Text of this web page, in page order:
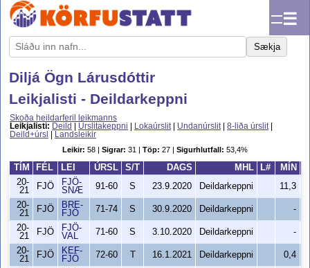
☰
Sækja
Diljá Ögn Lárusdóttir
Leikjalisti - Deildarkeppni
Skoða heildarferil leikmanns
Leikjalisti: Deild Úrslitakeppni Lokaúrslit| Undanúrslit| 8-liða úrslit|
Deild+úrsl
Landsleikir
Leikir: 58 | Sigrar: 31 | Töp: 27 | Sigurhlutfall: 53,4%
TÍM FÉL LEI ÚRSL S/T DAGS MHL L# MÍN
20-
21
FJÖ
FJÖ-
SNÆ
91-60 S 23.9.2020 Deildarkeppni
11,3
20-
21
FJÖ
BRE-
FJÖ
71-74 S 30.9.2020 Deildarkeppni
-
20-
21
FJÖ
FJÖ-
VAL
71-60 S 3.10.2020 Deildarkeppni
-
20-
21
FJÖ
KEF-
FJÖ
72-60 16.1.2021 Deildarkeppni
0,4